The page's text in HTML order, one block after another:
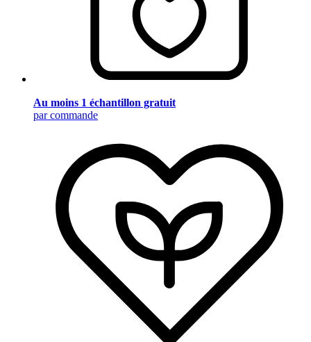
Au moins 1 échantillon gratuit
par commande